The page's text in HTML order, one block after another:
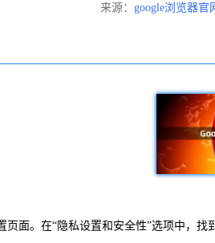
来源： google浏览器官
面。在“隐私设置和安全性”选项中，